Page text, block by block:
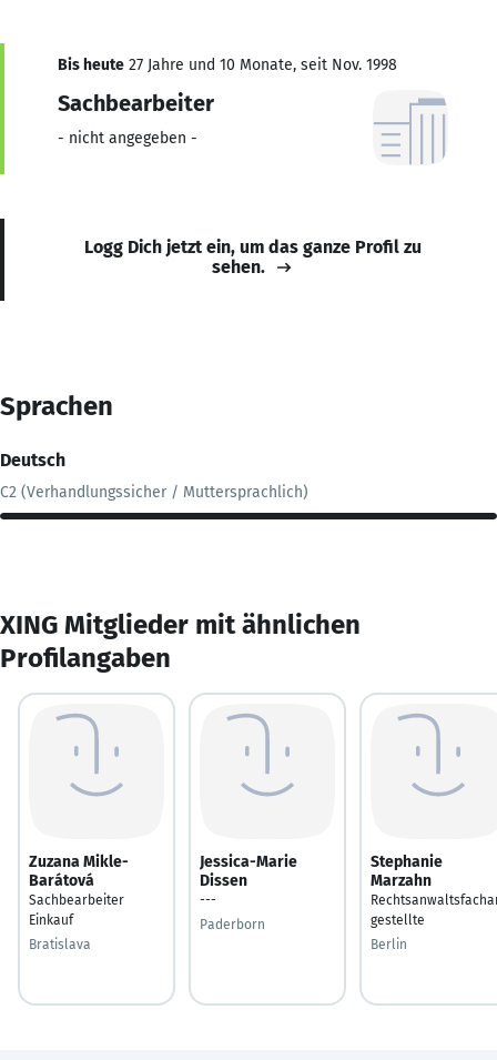
Bis heute 27 Jahre und 10 Monate, seit Nov. 1998
Sachbearbeiter
- nicht angegeben -
Logg Dich jetzt ein, um das ganze Profil zu
sehen.
Sprachen
Deutsch
C2 (Verhandlungssicher / Muttersprachlich)
XING Mitglieder mit ähnlichen
Profilangaben
Zuzana Mikle-
Barátová
Sachbearbeiter
Einkauf
Bratislava
Jessica-Marie
Dissen
---
Paderborn
Stephanie
Marzahn
gestellte
Berlin